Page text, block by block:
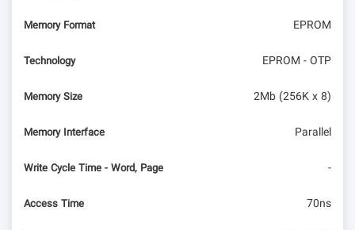
Memory Format EPROM
Technology EPROM - OTP
Memory Size 2Mb (256K x 8)
Memory Interface Parallel
Write Cycle Time - Word, Page -
Access Time 70ns